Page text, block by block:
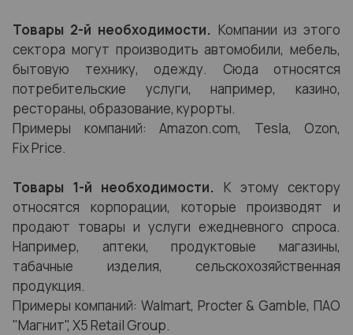
Товары 2-й необходимости. Компании из этого
сектора могут производить автомобили, мебель,
бытовую технику, одежду. Сюда относятся
потребительские услуги, например, казино,
рестораны, образование, курорты.
Примеры компаний: Amazon.com, Tesla, Ozon,
Fix Price.
Товары 1-й необходимости.
К этому сектору
относятся корпорации, которые производят и
продают товары и услуги ежедневного спроса.
Например, аптеки, продуктовые магазины,
табачные изделия, сельскохозяйственная
продукция.
Примеры компаний: Walmart, Procter & Gamble, ПАО
"Магнит", X5 Retail Group.